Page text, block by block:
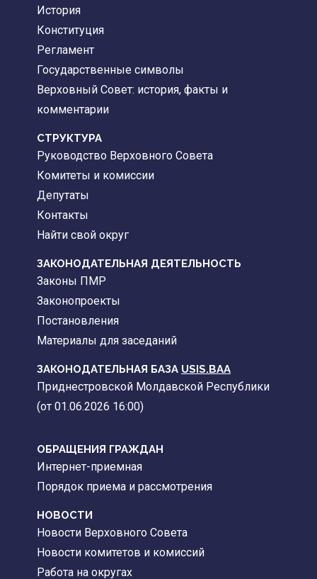
История
Конституция
Регламент
Государственные символы
Верховный Совет: история, факты и
комментарии
CТРУКТУРА
Руководство Верховного Совета
Комитеты и комиссии
Депутаты
Контакты
Найти свой округ
ЗАКОНОДАТЕЛЬНАЯ ДЕЯТЕЛЬНОСТЬ
Законы ПМР
Законопроекты
Постановления
Материалы для заседаний
ЗАКОНОДАТЕЛЬНАЯ БАЗА USIS.BAA
Приднестровской Молдавской Республики
(от 01.06.2026 16:00)
ОБРАЩЕНИЯ ГРАЖДАН
Интернет-приемная
Порядок приема и рассмотрения
НОВОСТИ
Новости Верховного Совета
Новости комитетов и комиссий
Работа на округах